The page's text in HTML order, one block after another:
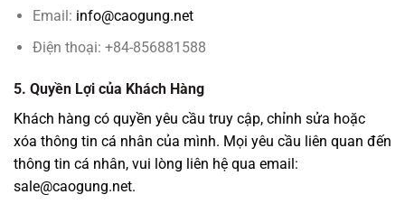
Email: info@caogung.net
Điện thoại: +84-856881588
5. Quyền Lợi của Khách Hàng
Khách hàng có quyền yêu cầu truy cập, chỉnh sửa hoặc
xóa thông tin cá nhân của mình. Mọi yêu cầu liên quan đến
thông tin cá nhân, vui lòng liên hệ qua email:
sale@caogung.net.